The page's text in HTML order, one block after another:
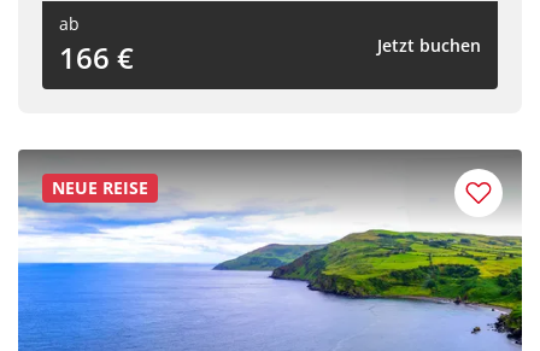
ab
166 € Jetzt buchen
NEUE REISE